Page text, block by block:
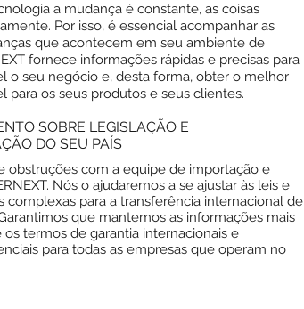
a mudança é constante, as coisas
Por isso, é essencial acompanhar as
que acontecem em seu ambiente de
fornece informações rápidas e precisas para
o seu negócio e, desta forma, obter o melhor
para os seus produtos e seus clientes.
SOBRE LEGISLAÇÃO E
ÇÃO DO SEU PAÍS
obstruções com a equipe de importação e
Nós o ajudaremos a se ajustar às leis e
complexas para a transferência internacional de
que mantemos as informações mais
os termos de garantia internacionais e
para todas as empresas que operam no